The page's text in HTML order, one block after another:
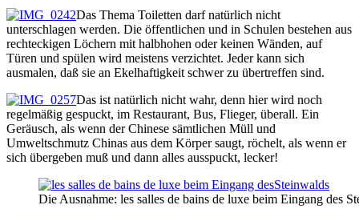
Das Thema Toiletten darf natürlich nicht
unterschlagen werden. Die öffentlichen und in Schulen bestehen aus
rechteckigen Löchern mit halbhohen oder keinen Wänden, auf
Türen und spülen wird meistens verzichtet. Jeder kann sich
ausmalen, daß sie an Ekelhaftigkeit schwer zu übertreffen sind.
Das ist natürlich nicht wahr, denn hier wird noch
regelmäßig gespuckt, im Restaurant, Bus, Flieger, überall. Ein
Geräusch, als wenn der Chinese sämtlichen Müll und
Umweltschmutz Chinas aus dem Körper saugt, röchelt, als wenn er
sich übergeben muß und dann alles ausspuckt, lecker!
Die Ausnahme: les salles de bains de luxe beim Eingang des